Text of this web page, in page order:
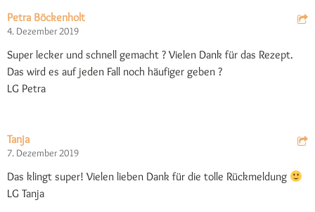
Petra Böckenholt
4. Dezember 2019
Super lecker und schnell gemacht ? Vielen Dank für das Rezept.
Das wird es auf jeden Fall noch häufiger geben ?
LG Petra
Tanja
7. Dezember 2019
Das klingt super! Vielen lieben Dank für die tolle Rückmeldung
LG Tanja